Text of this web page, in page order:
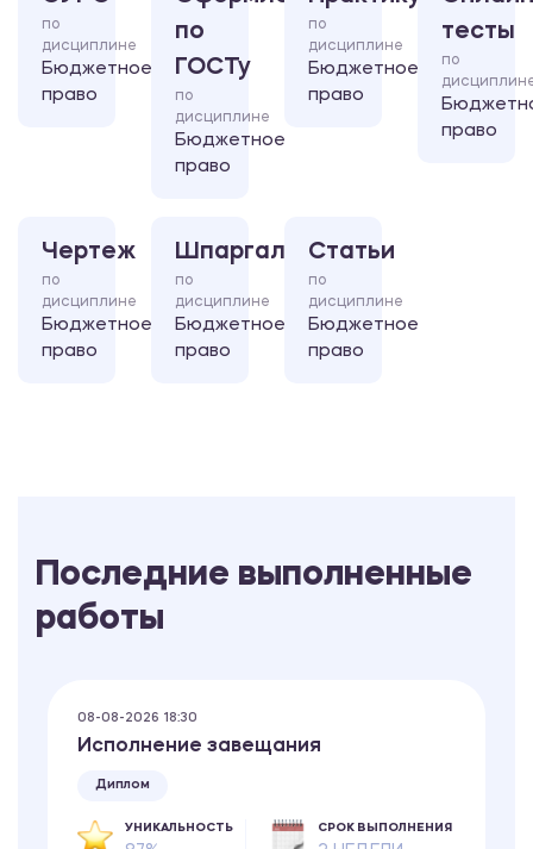
по
дисциплине
Бюджетное
право
по
ГОСТу
по
дисциплине
Бюджетное
право
по
дисциплине
Бюджетное
право
тесты
по
право
Чертеж
по
дисциплине
Бюджетное
право
Шпаргалка
по
дисциплине
Бюджетное
право
Статьи
по
дисциплине
Бюджетное
право
Последние выполненные
работы
08-08-2026 18:30
Исполнение завещания
Диплом
УНИКАЛЬНОСТЬ СРОК ВЫПОЛНЕНИЯ